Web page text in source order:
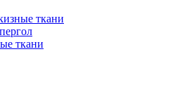
ткани
ткани